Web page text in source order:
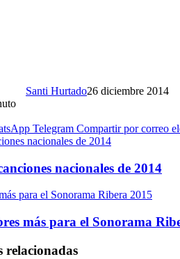
Santi Hurtado26 diciembre 2014
Telegram Compartir por correo
nacionales de 2014
nacionales de 2014
para el Sonorama Ribera 2015
más para el Sonorama
relacionadas